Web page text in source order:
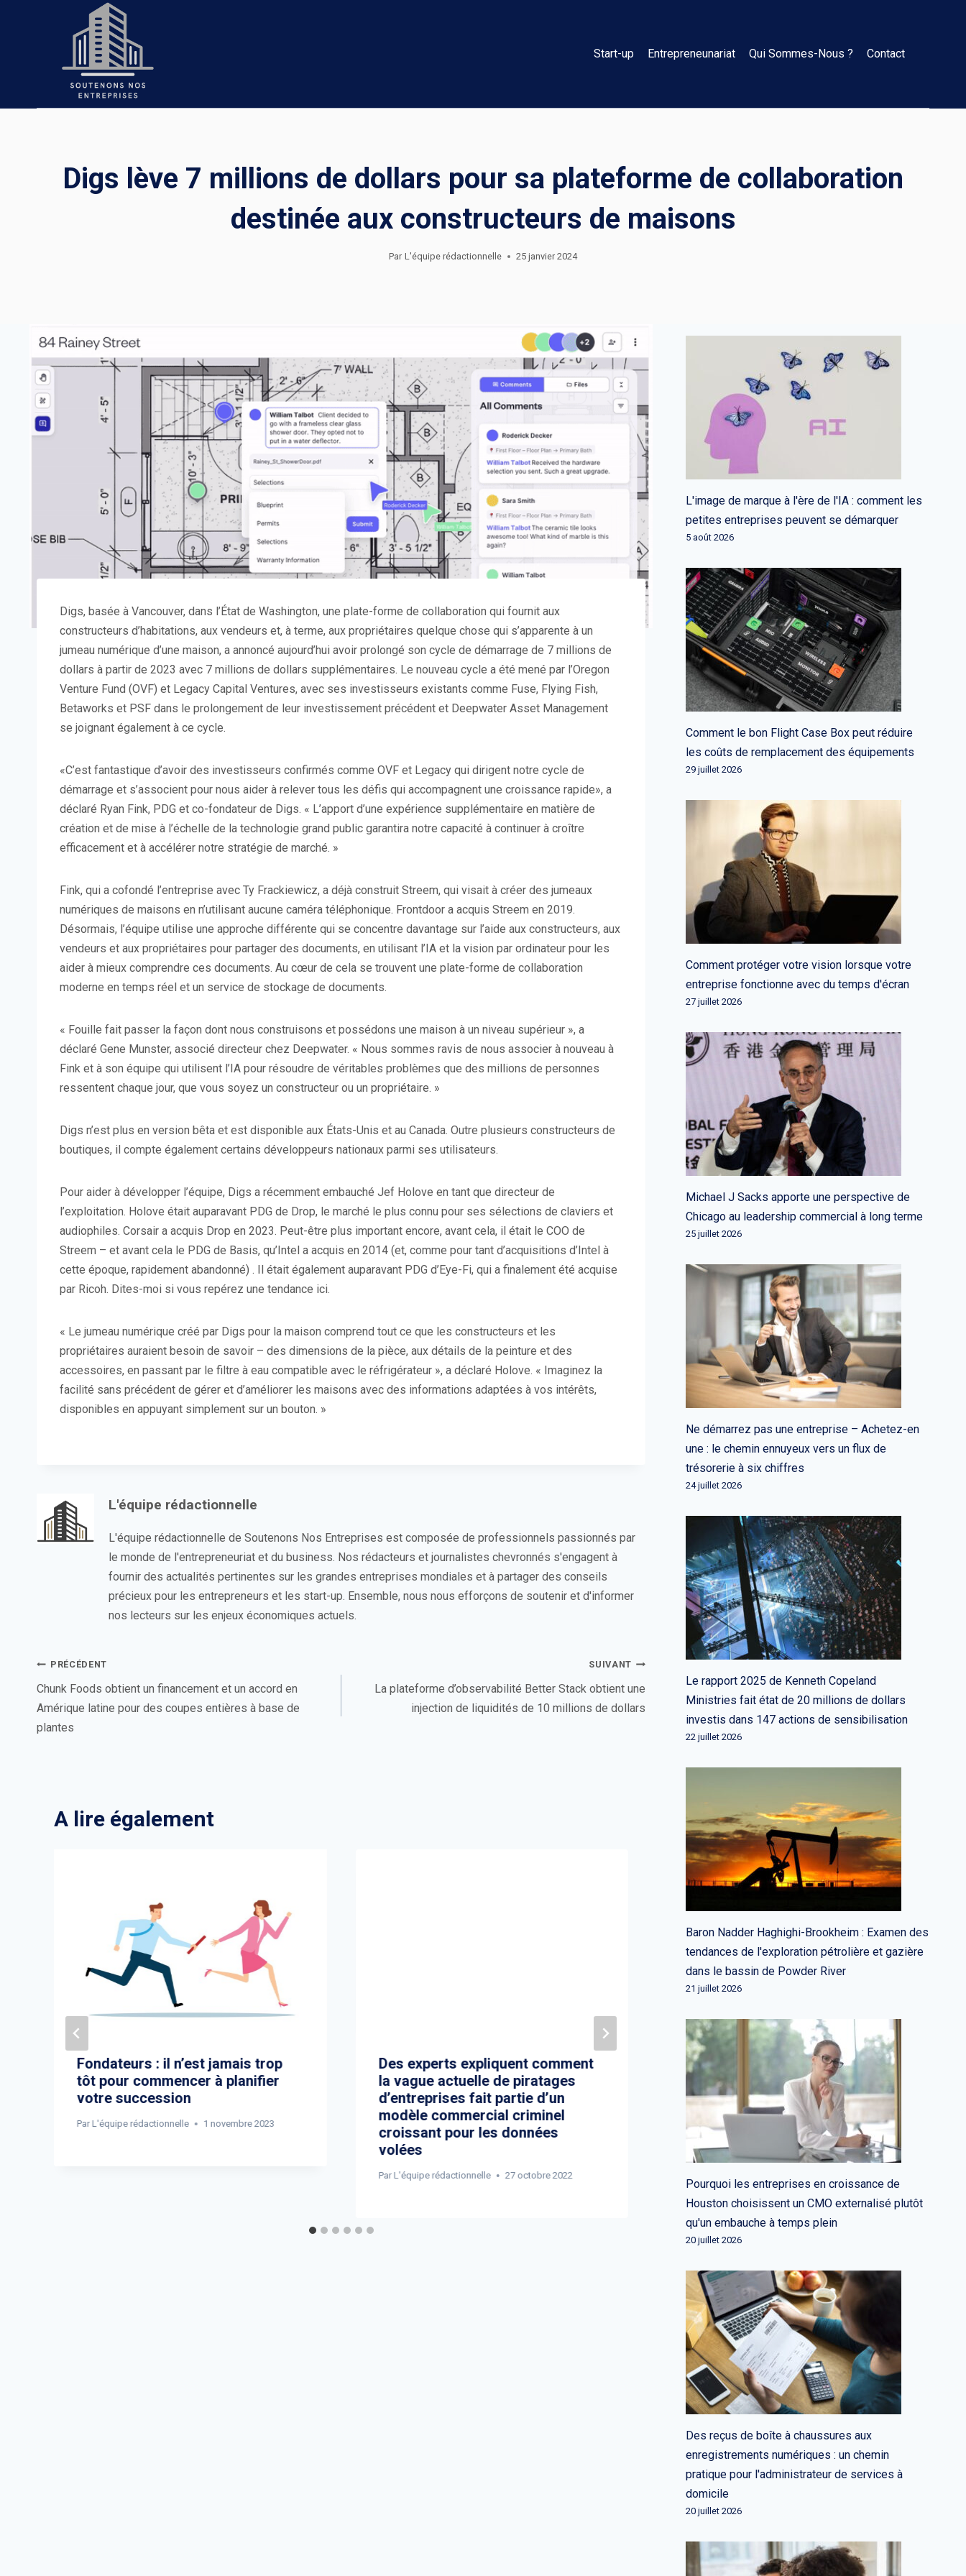
Start-up Entrepreneunariat Qui Sommes-Nous ? Contact
Digs lève 7 millions de dollars pour sa plateforme de collaboration
destinée aux constructeurs de maisons
Par L'équipe rédactionnelle 25 janvier 2024
Digs, basée à Vancouver, dans l’État de Washington, une plate-forme de collaboration qui fournit aux
constructeurs d’habitations, aux vendeurs et, à terme, aux propriétaires quelque chose qui s’apparente à un
jumeau numérique d’une maison, a annoncé aujourd’hui avoir prolongé son cycle de démarrage de 7 millions de
dollars à partir de 2023 avec 7 millions de dollars supplémentaires. Le nouveau cycle a été mené par l’Oregon
Venture Fund (OVF) et Legacy Capital Ventures, avec ses investisseurs existants comme Fuse, Flying Fish,
Betaworks et PSF dans le prolongement de leur investissement précédent et Deepwater Asset Management
se joignant également à ce cycle.
«C’est fantastique d’avoir des investisseurs confirmés comme OVF et Legacy qui dirigent notre cycle de
démarrage et s’associent pour nous aider à relever tous les défis qui accompagnent une croissance rapide», a
déclaré Ryan Fink, PDG et co-fondateur de Digs. « L’apport d’une expérience supplémentaire en matière de
création et de mise à l’échelle de la technologie grand public garantira notre capacité à continuer à croître
efficacement et à accélérer notre stratégie de marché. »
Fink, qui a cofondé l’entreprise avec Ty Frackiewicz, a déjà construit Streem, qui visait à créer des jumeaux
numériques de maisons en n’utilisant aucune caméra téléphonique. Frontdoor a acquis Streem en 2019.
Désormais, l’équipe utilise une approche différente qui se concentre davantage sur l’aide aux constructeurs, aux
vendeurs et aux propriétaires pour partager des documents, en utilisant l’IA et la vision par ordinateur pour les
aider à mieux comprendre ces documents. Au cœur de cela se trouvent une plate-forme de collaboration
moderne en temps réel et un service de stockage de documents.
« Fouille fait passer la façon dont nous construisons et possédons une maison à un niveau supérieur », a
déclaré Gene Munster, associé directeur chez Deepwater. « Nous sommes ravis de nous associer à nouveau à
Fink et à son équipe qui utilisent l’IA pour résoudre de véritables problèmes que des millions de personnes
ressentent chaque jour, que vous soyez un constructeur ou un propriétaire. »
Digs n’est plus en version bêta et est disponible aux États-Unis et au Canada. Outre plusieurs constructeurs de
boutiques, il compte également certains développeurs nationaux parmi ses utilisateurs.
Pour aider à développer l’équipe, Digs a récemment embauché Jef Holove en tant que directeur de
l’exploitation. Holove était auparavant PDG de Drop, le marché le plus connu pour ses sélections de claviers et
audiophiles. Corsair a acquis Drop en 2023. Peut-être plus important encore, avant cela, il était le COO de
Streem – et avant cela le PDG de Basis, qu’Intel a acquis en 2014 (et, comme pour tant d’acquisitions d’Intel à
cette époque, rapidement abandonné) . Il était également auparavant PDG d’Eye-Fi, qui a finalement été acquise
par Ricoh. Dites-moi si vous repérez une tendance ici.
« Le jumeau numérique créé par Digs pour la maison comprend tout ce que les constructeurs et les
propriétaires auraient besoin de savoir – des dimensions de la pièce, aux détails de la peinture et des
accessoires, en passant par le filtre à eau compatible avec le réfrigérateur », a déclaré Holove. « Imaginez la
facilité sans précédent de gérer et d’améliorer les maisons avec des informations adaptées à vos intérêts,
disponibles en appuyant simplement sur un bouton. »
L'équipe rédactionnelle
L'équipe rédactionnelle de Soutenons Nos Entreprises est composée de professionnels passionnés par
le monde de l'entrepreneuriat et du business. Nos rédacteurs et journalistes chevronnés s'engagent à
fournir des actualités pertinentes sur les grandes entreprises mondiales et à partager des conseils
précieux pour les entrepreneurs et les start-up. Ensemble, nous nous efforçons de soutenir et d'informer
nos lecteurs sur les enjeux économiques actuels.
Navigation
de
l’article
PRÉCÉDENT
Chunk Foods obtient un financement et un accord en
Amérique latine pour des coupes entières à base de
plantes
SUIVANT
La plateforme d’observabilité Better Stack obtient une
injection de liquidités de 10 millions de dollars
A lire également
Fondateurs : il n’est jamais trop
tôt pour commencer à planifier
votre succession
Par L'équipe rédactionnelle 1 novembre 2023
Des experts expliquent comment
la vague actuelle de piratages
d’entreprises fait partie d’un
modèle commercial criminel
croissant pour les données
volées
Par L'équipe rédactionnelle 27 octobre 2022
Quadric passe de l'IA cloud à
l'inférence sur l'appareil – et cela
porte ses fruits
L'équipe rédactionnelle 22 janvier 2026
L'image de marque à l'ère de l'IA : comment les
petites entreprises peuvent se démarquer
5 août 2026
Comment le bon Flight Case Box peut réduire
les coûts de remplacement des équipements
29 juillet 2026
Comment protéger votre vision lorsque votre
entreprise fonctionne avec du temps d'écran
27 juillet 2026
Michael J Sacks apporte une perspective de
Chicago au leadership commercial à long terme
25 juillet 2026
Ne démarrez pas une entreprise – Achetez-en
une : le chemin ennuyeux vers un flux de
trésorerie à six chiffres
24 juillet 2026
Le rapport 2025 de Kenneth Copeland
Ministries fait état de 20 millions de dollars
investis dans 147 actions de sensibilisation
22 juillet 2026
Baron Nadder Haghighi-Brookheim : Examen des
tendances de l'exploration pétrolière et gazière
dans le bassin de Powder River
21 juillet 2026
Pourquoi les entreprises en croissance de
Houston choisissent un CMO externalisé plutôt
qu'un embauche à temps plein
20 juillet 2026
Des reçus de boîte à chaussures aux
enregistrements numériques : un chemin
pratique pour l'administrateur de services à
domicile
20 juillet 2026